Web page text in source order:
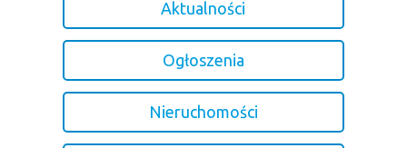
Aktualności
Ogłoszenia
Nieruchomości